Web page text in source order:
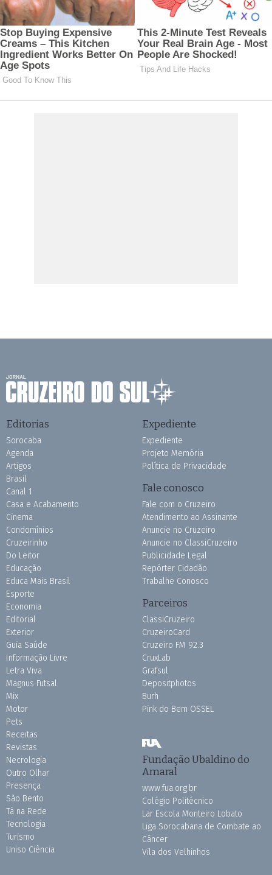
Editorias
Sorocaba
Agenda
Artigos
Brasil
Canal 1
Casa e Acabamento
Cinema
Condomínios
Cruzeirinho
Do Leitor
Educação
Educa Mais Brasil
Esporte
Economia
Editorial
Exterior
Guia Saúde
Informação Livre
Letra Viva
Magnus Futsal
Mix
Motor
Pets
Receitas
Revistas
Necrologia
Outro Olhar
Presença
São Bento
Tá na Rede
Tecnologia
Turismo
Uniso Ciência
Expediente
Expediente
Projeto Memória
Política de Privacidade
Fale conosco
Fale com o Cruzeiro
Atendimento ao Assinante
Anuncie no Cruzeiro
Anuncie no ClassiCruzeiro
Publicidade Legal
Repórter Cidadão
Trabalhe Conosco
Parceiros
ClassiCruzeiro
CruzeiroCard
Cruzeiro FM 92.3
CruxLab
Grafsul
Depositphotos
Burh
Pink do Bem OSSEL
Fundação Ubaldino do
Amaral
www.fua.org.br
Colégio Politécnico
Lar Escola Monteiro Lobato
Liga Sorocabana de Combate ao
Câncer
Vila dos Velhinhos